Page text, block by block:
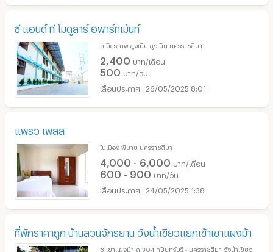
ซี แอนด์ ที โมดูลาร์ อพาร์ทเม้นท์
ถ.มิตรภาพ สูงเนิน สูงเนิน นครราชสีมา
2,400 บาท/เดือน
500 บาท/วัน
26/05/2025 8:01
แพรว เพลส
ในเมือง พิมาย นครราชสีมา
4,000 - 6,000 บาท/เดือน
600 - 900 บาท/วัน
24/05/2025 1:38
ที่พักราคาถูก บ้านสวนจักรยาน วังน้ำเขียวแยกเข้าเขาแผงม้า
ซ.เขาแผงม้า ถ.304 กบินทร์บุรี - นครราชสีมา วังน้ำเขียว